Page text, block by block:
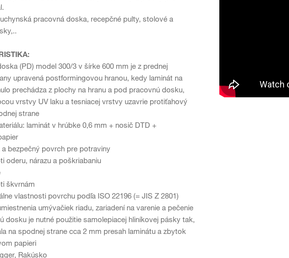
pracovná doska, recepčné pulty, stolové a
(PD) model 300/3 v šírke 600 mm je z prednej
upravená postformingovou hranou, kedy laminát na
prechádza z plochy na hranu a pod pracovnú dosku,
vrstvy UV laku a tesniacej vrstvy uzavrie protiťahový
strane
laminát v hrúbke 0,6 mm + nosič DTD +
a bezpečný povrch pre potraviny
oderu, nárazu a poškriabaniu
škvrnám
vlastnosti povrchu podľa ISO 22196 (= JIS Z 2801)
umývačiek riadu, zariadení na varenie a pečenie
dosku je nutné použitie samolepiacej hliníkovej pásky tak,
na spodnej strane cca 2 mm presah laminátu a zbytok
papieri
Rakúsko